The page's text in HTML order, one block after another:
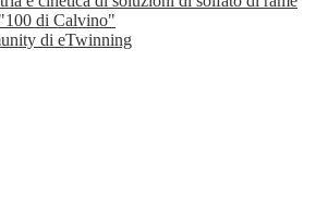
di Calvino"
di eTwinning